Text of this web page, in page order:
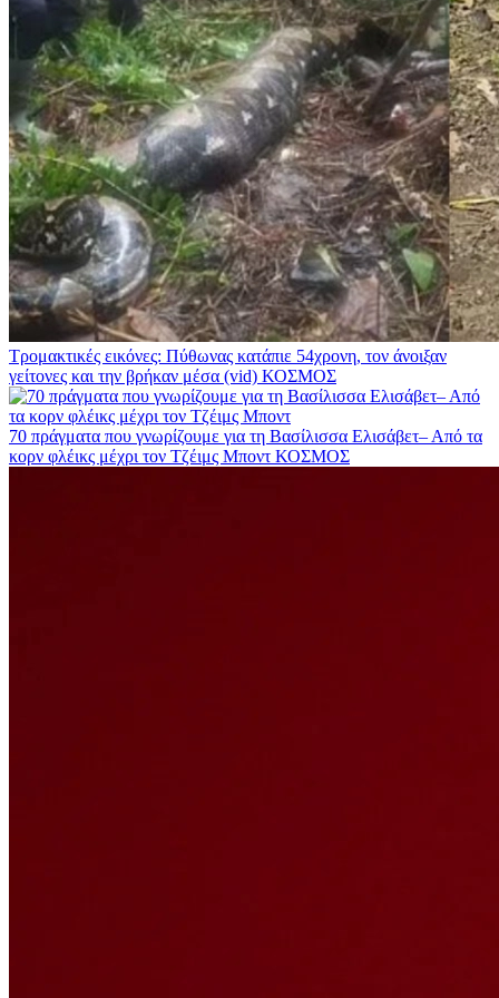
Τρομακτικές εικόνες: Πύθωνας κατάπιε 54χρονη, τον άνοιξαν
γείτονες και την βρήκαν μέσα (vid) ΚΟΣΜΟΣ
70 πράγματα που γνωρίζουμε για τη Βασίλισσα Ελισάβετ– Από τα
κορν φλέικς μέχρι τον Τζέιμς Μποντ ΚΟΣΜΟΣ